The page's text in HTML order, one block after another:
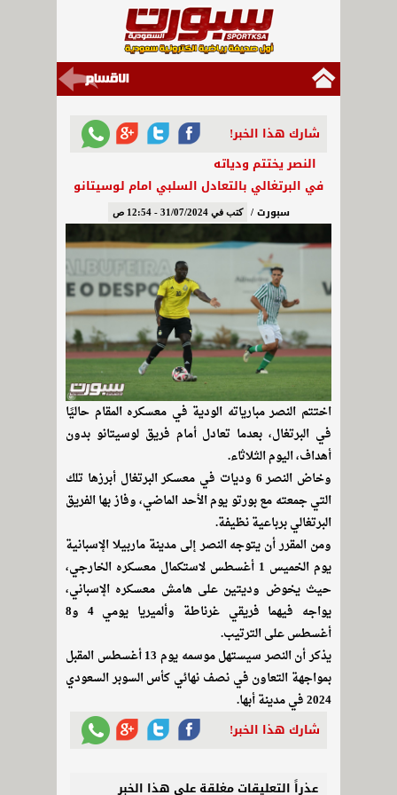
شارك هذا الخبر!
النصر يختتم ودياته
في البرتغالي بالتعادل السلبي امام لوسيتانو
سبورت / كتب في 31/07/2024 - 12:54 ص
اختتم النصر مبارياته الودية في معسكره المقام حاليًا
في البرتغال، بعدما تعادل أمام فريق لوسيتانو بدون
أهداف، اليوم الثلاثاء.
وخاض النصر 6 وديات في معسكر البرتغال أبرزها تلك
التي جمعته مع بورتو يوم الأحد الماضي، وفاز بها الفريق
البرتغالي برباعية نظيفة.
ومن المقرر أن يتوجه النصر إلى مدينة ماربيلا الإسبانية
يوم الخميس 1 أغسطس لاستكمال معسكره الخارجي،
حيث يخوض وديتين على هامش معسكره الإسباني،
يواجه فيهما فريقي غرناطة وألميريا يومي 4 و8
أغسطس على الترتيب.
يذكر أن النصر سيستهل موسمه يوم 13 أغسطس المقبل
بمواجهة التعاون في نصف نهائي كأس السوبر السعودي
2024 في مدينة أبها.
شارك هذا الخبر!
عذراً التعليقات مغلقة على هذا الخبر